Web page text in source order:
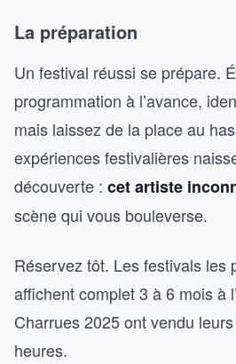
La préparation
Un festival réussi se prépare.
programmation à l’avance,
mais laissez de la place au
expériences festivalières
découverte : cet artiste
scène qui vous bouleverse.
Réservez tôt. Les festivals les
affichent complet 3 à 6 mois à
Charrues 2025 ont vendu
heures.